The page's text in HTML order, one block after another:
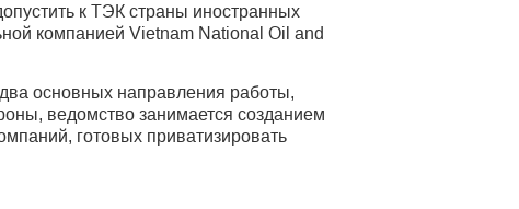
к ТЭК страны иностранных
компанией Vietnam National Oil and
основных направления работы,
ведомство занимается созданием
готовых приватизировать